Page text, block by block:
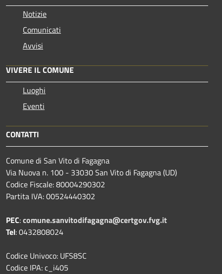
Notizie
Comunicati
Avvisi
VIVERE IL COMUNE
Luoghi
Eventi
CONTATTI
Comune di San Vito di Fagagna
Via Nuova n. 100 - 33030 San Vito di Fagagna (UD)
Codice Fiscale: 80004290302
Partita IVA: 00524440302
PEC:comune.sanvitodifagagna@certgov.fvg.it
Tel: 0432808024
Codice Univoco: UFS8SC
Codice IPA: c_i405